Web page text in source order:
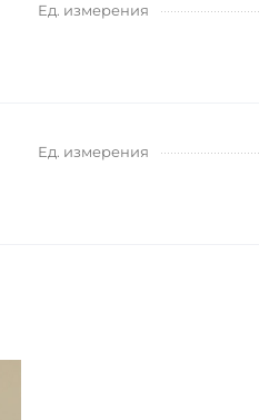
Ед. измерения
Ед. измерения